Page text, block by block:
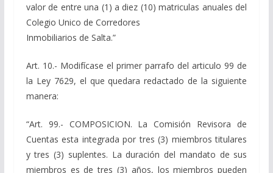
valor de entre una (1) a diez (10) matriculas anuales del
Colegio Unico de Corredores
Inmobiliarios de Salta.”
Art. 10.- Modifícase el primer parrafo del articulo 99 de
la Ley 7629, el que quedara redactado de la siguiente
manera:
“Art. 99.- COMPOSICION. La Comisión Revisora de
Cuentas esta integrada por tres (3) miembros titulares
y tres (3) suplentes. La duración del mandato de sus
miembros es de tres (3) años, los miembros pueden